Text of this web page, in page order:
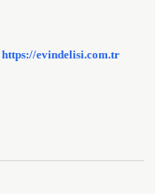
https://evindelisi.com.tr